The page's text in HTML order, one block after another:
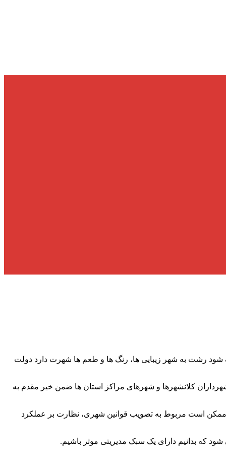
شود رشت به شهر زیبایی ها، رنگ ها و طعم ها شهرت دارد دولت
کلانشهرها و شهرهای مراکز استان ها ضمن خیر مقدم به
ممکن است مربوط به تصویب قوانین شهری، نظارت بر عملکرد
که بدانیم دارای یک سبک مدیریتی موثر باشیم.